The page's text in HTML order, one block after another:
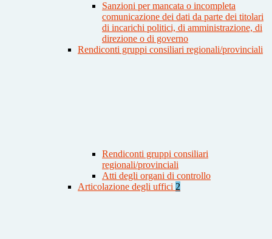
Sanzioni per mancata o incompleta
comunicazione dei dati da parte dei titolari
di incarichi politici, di amministrazione, di
direzione o di governo
Rendiconti gruppi consiliari regionali/provinciali
Rendiconti gruppi consiliari
regionali/provinciali
Atti degli organi di controllo
Articolazione degli uffici 2